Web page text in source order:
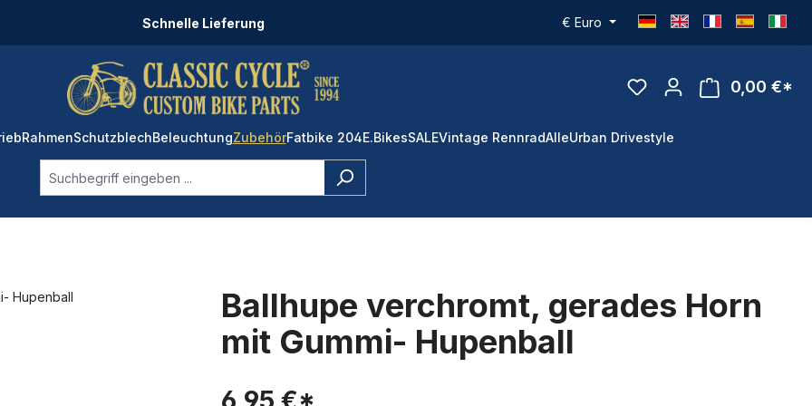
Schnelle Lieferung € Euro
0,00 €*
RahmenSchutzblechBeleuchtungZubehörFatbike 204E.BikesSALEVintage RennradAlleUrban Drivestyle
Ballhupe verchromt, gerades Horn
mit Gummi- Hupenball